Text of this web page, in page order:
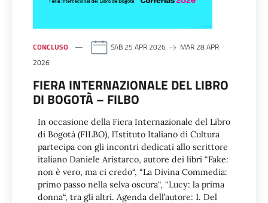
CONCLUSO SAB 25 APR 2026
MAR 28 APR
2026
FIERA INTERNAZIONALE DEL LIBRO
DI BOGOTÀ – FILBO
In occasione della Fiera Internazionale del Libro
di Bogotà (FILBO), l’Istituto Italiano di Cultura
partecipa con gli incontri dedicati allo scrittore
italiano Daniele Aristarco, autore dei libri “Fake:
non è vero, ma ci credo“, “La Divina Commedia:
primo passo nella selva oscura“, “Lucy: la prima
donna“, tra gli altri. Agenda dell’autore: 1. Del